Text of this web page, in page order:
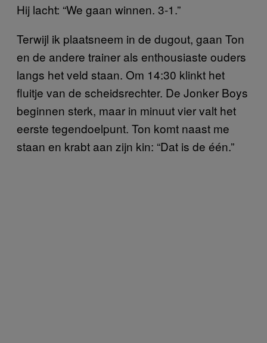
Hij lacht: “We gaan winnen. 3-1.”
Terwijl ik plaatsneem in de dugout, gaan Ton
en de andere trainer als enthousiaste ouders
langs het veld staan. Om 14:30 klinkt het
fluitje van de scheidsrechter. De Jonker Boys
beginnen sterk, maar in minuut vier valt het
eerste tegendoelpunt. Ton komt naast me
staan en krabt aan zijn kin: “Dat is de één.”